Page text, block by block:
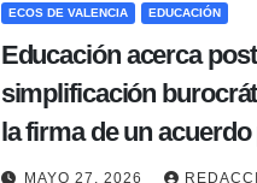
ECOS DE VALENCIA EDUCACIÓN
Educación acerca
simplificación
la firma de un acuerdo
miércoles
MAYO 27, 2026